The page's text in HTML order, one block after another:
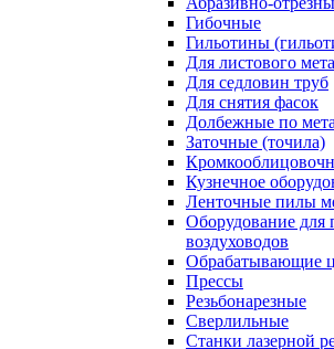
Гибочные
Гильотины
Для листового
Для седловин труб
Для снятия фасок
Долбежные по
Заточные (точила)
Кузнечное
Ленточные пилы
Оборудование для
воздуховодов
Обрабатывающие
Прессы
Резьбонарезные
Сверлильные
Станки лазерной